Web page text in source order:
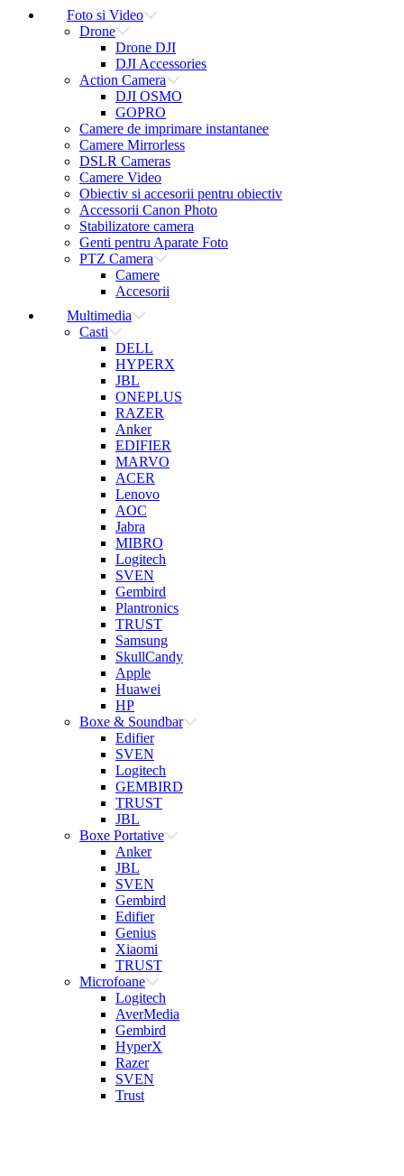
Foto si Video
Drone
Drone DJI
DJI Accessories
Action Camera
DJI OSMO
GOPRO
Camere de imprimare instantanee
Camere Mirrorless
DSLR Cameras
Camere Video
Obiectiv si accesorii pentru obiectiv
Accessorii Canon Photo
Stabilizatore camera
Genti pentru Aparate Foto
PTZ Camera
Camere
Accesorii
Multimedia
Casti
DELL
HYPERX
JBL
ONEPLUS
RAZER
Anker
EDIFIER
MARVO
ACER
Lenovo
AOC
Jabra
MIBRO
Logitech
SVEN
Gembird
Plantronics
TRUST
Samsung
SkullCandy
Apple
Huawei
HP
Boxe & Soundbar
Edifier
SVEN
Logitech
GEMBIRD
TRUST
JBL
Boxe Portative
Anker
JBL
SVEN
Gembird
Edifier
Genius
Xiaomi
TRUST
Microfoane
Logitech
AverMedia
Gembird
HyperX
Razer
SVEN
Trust